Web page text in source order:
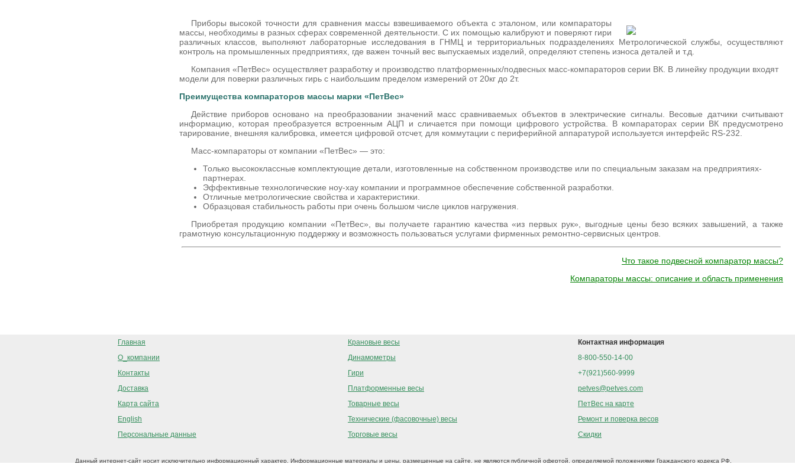
Приборы высокой точности для сравнения массы взвешиваемого объекта с эталоном, или компараторы
массы, необходимы в разных сферах современной деятельности. С их помощью калибруют и поверяют гири
различных классов, выполняют лабораторные исследования в ГНМЦ и территориальных подразделениях Метрологической службы, осуществляют
контроль на промышленных предприятиях, где важен точный вес выпускаемых изделий, определяют степень износа деталей и т.д.
Компания «ПетВес» осуществляет разработку и производство платформенных/подвесных масс-компараторов серии ВК. В линейку продукции входят
модели для поверки различных гирь с наибольшим пределом измерений от 20кг до 2т.
Преимущества компараторов массы марки «ПетВес»
Действие приборов основано на преобразовании значений масс сравниваемых объектов в электрические сигналы. Весовые датчики считывают
информацию, которая преобразуется встроенным АЦП и сличается при помощи цифрового устройства. В компараторах серии ВК предусмотрено
тарирование, внешняя калибровка, имеется цифровой отсчет, для коммутации с периферийной аппаратурой используется интерфейс RS-232.
Масс-компараторы от компании «ПетВес» — это:
Только высококлассные комплектующие детали, изготовленные на собственном производстве или по специальным заказам на предприятиях-
партнерах.
Эффективные технологические ноу-хау компании и программное обеспечение собственной разработки.
Отличные метрологические свойства и характеристики.
Образцовая стабильность работы при очень большом числе циклов нагружения.
Приобретая продукцию компании «ПетВес», вы получаете гарантию качества «из первых рук», выгодные цены безо всяких завышений, а также
грамотную консультационную поддержку и возможность пользоваться услугами фирменных ремонтно-сервисных центров.
Что такое подвесной компаратор массы?
Компараторы массы: описание и область применения
Главная
О_компании
Контакты
Доставка
Карта сайта
English
Персональные данные
Крановые весы
Динамометры
Гири
Платформенные весы
Товарные весы
Технические (фасовочные) весы
Торговые весы
Контактная информация
8-800-550-14-00
+7(921)560-9999
petves@petves.com
ПетВес на карте
Ремонт и поверка весов
Скидки
Данный интернет-сайт носит исключительно информационный характер. Информационные материалы и цены, размещенные на сайте, не являются публичной офертой, определяемой положениями Гражданского кодекса РФ.